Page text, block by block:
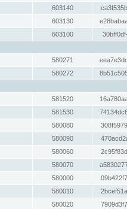
603140
603130
603100
580271
580272
581520
581530
580080
580090
580060
580070
580000
580010
580020